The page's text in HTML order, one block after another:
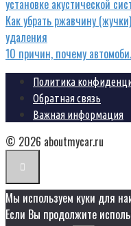
установке акустической
Как убрать ржавчину
удаления
10 причин, почему
Политика
Обратная связь
Важная информация
© 2026 aboutmycar.ru
Мы используем куки для
Если Вы продолжите